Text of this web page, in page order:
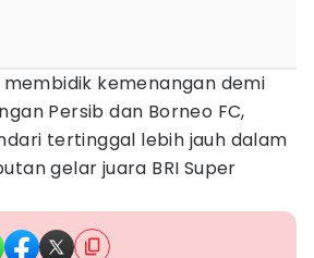
kemenangan demi
Persib dan Borneo FC,
tertinggal lebih jauh dalam
gelar juara BRI Super